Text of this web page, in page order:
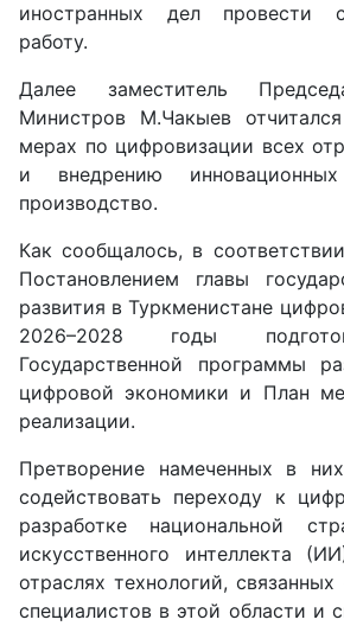
иностранных дел провести
работу.
Далее заместитель
Министров М.Чакыев
мерах по цифровизации всех
и внедрению
производство.
Как сообщалось, в
Постановлением главы
развития в Туркменистане
2026–2028 годы
Государственной программы
цифровой экономики и План
реализации.
Претворение намеченных в
содействовать переходу к
разработке национальной
искусственного интеллекта
отраслях технологий,
специалистов в этой области и